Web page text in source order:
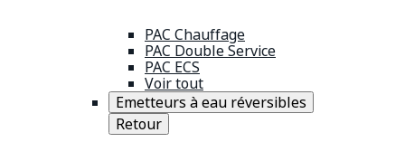
PAC Chauffage
PAC Double Service
PAC ECS
Voir tout
Emetteurs à eau réversibles
Retour